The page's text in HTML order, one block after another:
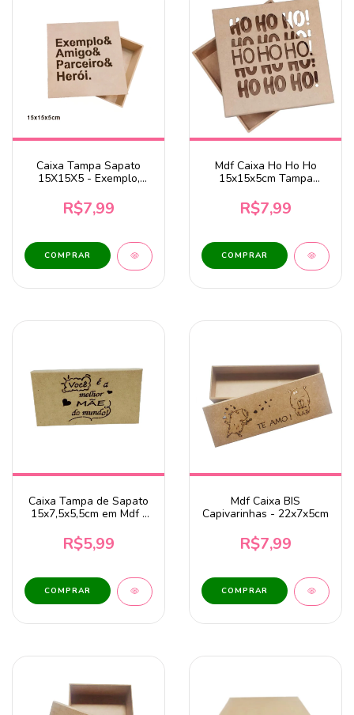
Caixa Tampa Sapato
15X15X5 - Exemplo,
MDF
R$7,99
Mdf Caixa Ho Ho Ho
15x15x5cm Tampa
R$7,99
Caixa Tampa de Sapato
15x7,5x5,5cm em Mdf -
Mundo
R$5,99
Mdf Caixa BIS
Capivarinhas - 22x7x5cm
R$7,99